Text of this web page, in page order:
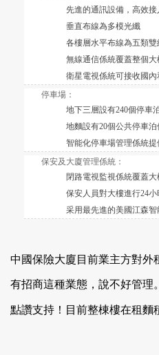
先進的通訊設備，
垂直布線為多模光纖
各樓層水平布線為五類雙
無線通信係統覆蓋整個大
衛星電視係統可接收國內
停車場：
地下三層設有240個停車
地麵設有20個公共停車泊
智能化停車場管理係統
保安及大廈管理係統：
閉路電視監視係統覆蓋大
保安人員對大樓進行24小
采用最先進的美國江森
中國保險大廈目前業主方對外租金
有招商這種業態，說不好管理。
點讚支持！目前整棟樓在租麵積：